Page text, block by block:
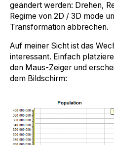
geändert werden: Drehen,
Regime von 2D / 3D mode
Transformation abbrechen.
Auf meiner Sicht ist das
interessant. Einfach
den Maus-Zeiger und
dem Bildschirm: